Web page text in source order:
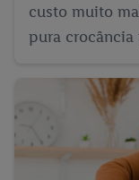
custo muito
pura crocância